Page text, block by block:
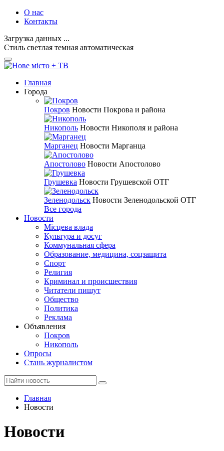
О нас
Контакты
Загрузка данных ...
Стиль светлая темная автоматическая
Главная
Города
Покров Новости Покрова и района
Никополь Новости Никополя и района
Марганец Новости Марганца
Апостолово Новости Апостолово
Грушевка Новости Грушевской ОТГ
Зеленодольск Новости Зеленодольской ОТГ
Все города
Новости
Місцева влада
Культура и досуг
Коммунальная сфера
Образование, медицина, соцзащита
Спорт
Религия
Криминал и происшествия
Читатели пишут
Общество
Политика
Реклама
Объявления
Покров
Никополь
Опросы
Стань журналистом
Главная
Новости
Новости